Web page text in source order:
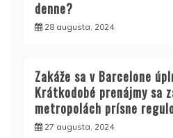
denne?
28 augusta, 2024
Zakáže sa v Barcelone
Krátkodobé prenájmy sa
metropolách prísne
27 augusta, 2024